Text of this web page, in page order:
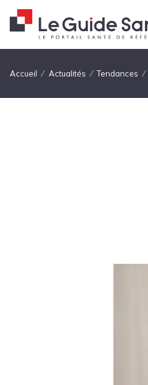
Fil d'Ariane
Accueil Actualités Tendances